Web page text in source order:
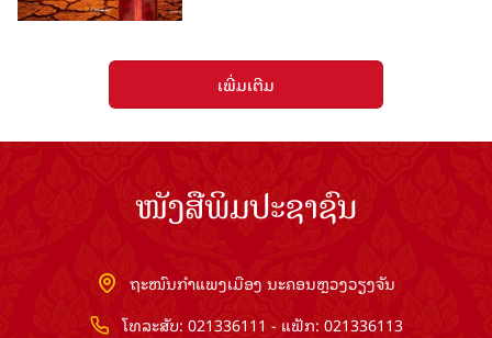
ເພີ່ມເຕີມ
ໜັງສືພິມປະຊາຊົນ
ຖະໜົນກຳແພງເມືອງ ນະຄອນຫຼວງວຽງຈັນ
ໂທລະສັບ: 021336111 - ແຟັກ: 021336113